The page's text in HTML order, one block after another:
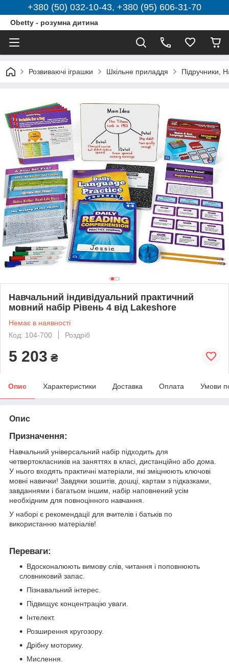
+380 (50) 032-10-43, +380 (95) 606-31-70
Obetty - розумна дитина
Розвиваючі іграшки Шкільне приладдя Підручники,
Навчальний індивідуальний практичний
мовний набір Рівень 4 від Lakeshore
Немає в наявності
Код: 104-700
Роздріб
5 203 ₴
Опис Характеристики Доставка Оплата Умови
Опис
Призначення:
Навчальний універсальний набір підходить для
четвертокласників на заняттях в класі, дистанційно або дома.
У нього входять практичні матеріали, які зміцнюють ключові
мовні навички! Завдяки зошитів, дошці, картам з підказками,
завданнями і багатьом іншим, набір наповнений усім
необхідним для повноцінного навчання.
У наборі є рекомендації для вчителів і батьків по
використанню матеріалів!
Переваги:
Вдосконалюють вимову слів, читання і поповнюють
словниковий запас.
Пізнавальний інтерес.
Підвищує концентрацію уваги.
Інтелект.
Розширення кругозору.
Дрібну моторику.
Мислення.